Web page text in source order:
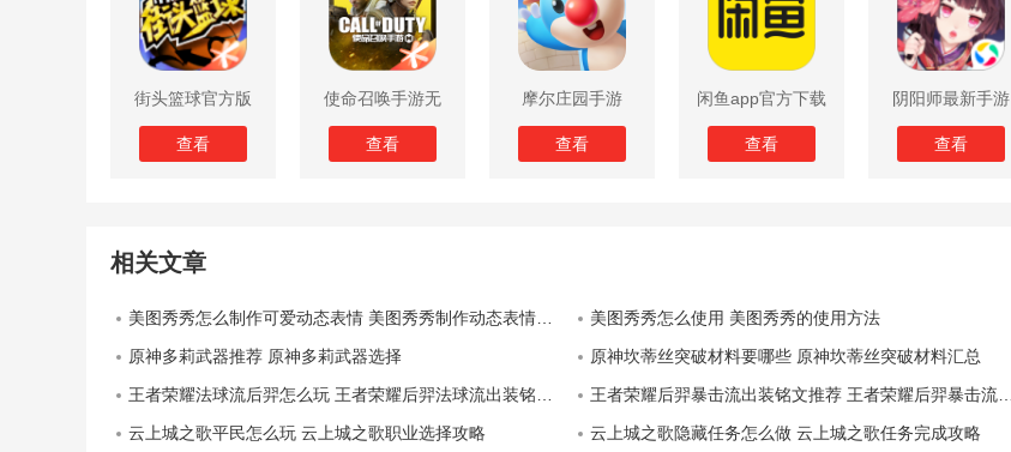
街头篮球官方版
查看
使命召唤手游无
限子弹版
查看
摩尔庄园手游
查看
闲鱼app官方下载
查看
阴阳师最新手游
版
查看
相关文章
美图秀秀怎么制作可爱动态表情 美图秀秀制作动态表情的方法
美图秀秀怎么使用 美图秀秀的使用方法
原神多莉武器推荐 原神多莉武器选择
原神坎蒂丝突破材料要哪些 原神坎蒂丝突破材料汇总
王者荣耀法球流后羿怎么玩 王者荣耀后羿法球流出装铭文推荐
王者荣耀后羿暴击流出装铭文推荐 王者荣耀后羿暴击流新玩法
云上城之歌平民怎么玩 云上城之歌职业选择攻略
云上城之歌隐藏任务怎么做 云上城之歌任务完成攻略